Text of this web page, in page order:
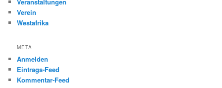
Verein
Westafrika
META
Anmelden
Eintrags-Feed
Kommentar-Feed